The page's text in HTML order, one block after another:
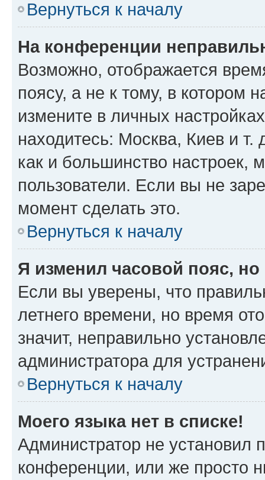
Вернуться к началу
На конференции
Возможно, отображается
поясу, а не к тому, в котором
измените в личных
находитесь: Москва, Киев и т.
как и большинство настроек,
пользователи. Если вы не
момент сделать это.
Вернуться к началу
Я изменил часовой пояс,
Если вы уверены, что
летнего времени, но время
значит, неправильно
администратора для
Вернуться к началу
Моего языка нет в списке!
Администратор не установил
конференции, или же просто